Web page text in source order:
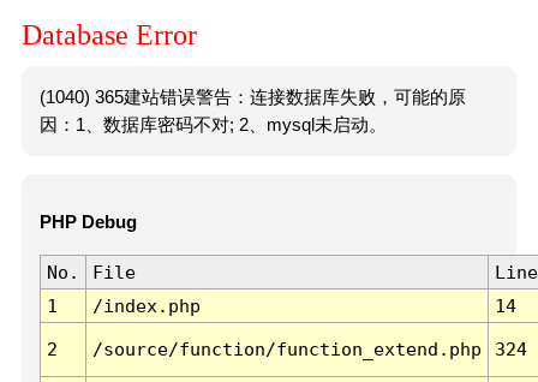
Database Error
(1040) 365建站错误警告：连接数据库失败，可能的原
因：1、数据库密码不对; 2、mysql未启动。
PHP Debug
No. File
Line
1
/index.php 14
2 /source/function/function_extend.php 324